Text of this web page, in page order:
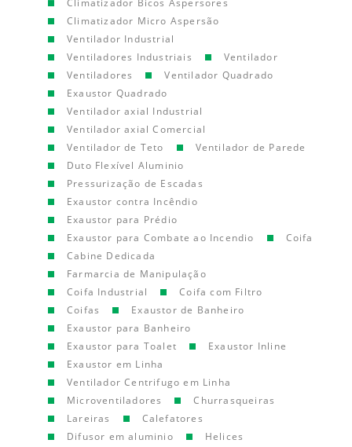
Climatizador Bicos Aspersores
Climatizador Micro Aspersão
Ventilador Industrial
Ventiladores Industriais
Ventilador
Ventiladores
Ventilador Quadrado
Exaustor Quadrado
Ventilador axial Industrial
Ventilador axial Comercial
Ventilador de Teto
Ventilador de Parede
Duto Flexível Aluminio
Pressurização de Escadas
Exaustor contra Incêndio
Exaustor para Prédio
Exaustor para Combate ao Incendio
Coifa
Cabine Dedicada
Farmarcia de Manipulação
Coifa Industrial
Coifa com Filtro
Coifas
Exaustor de Banheiro
Exaustor para Banheiro
Exaustor para Toalet
Exaustor Inline
Exaustor em Linha
Ventilador Centrifugo em Linha
Microventiladores
Churrasqueiras
Lareiras
Calefatores
Difusor em aluminio
Helices